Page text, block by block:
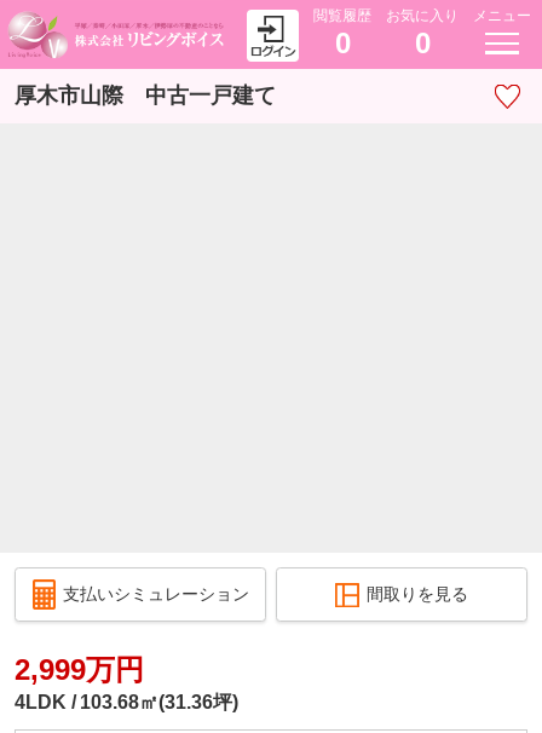
閲覧履歴
0
お気に入り
0
メニュー
厚木市山際 中古一戸建て
支払いシミュレーション 間取りを見る
2,999万円
4LDK 103.68㎡(31.36坪)